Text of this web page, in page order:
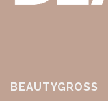
BEAUTYGROSS